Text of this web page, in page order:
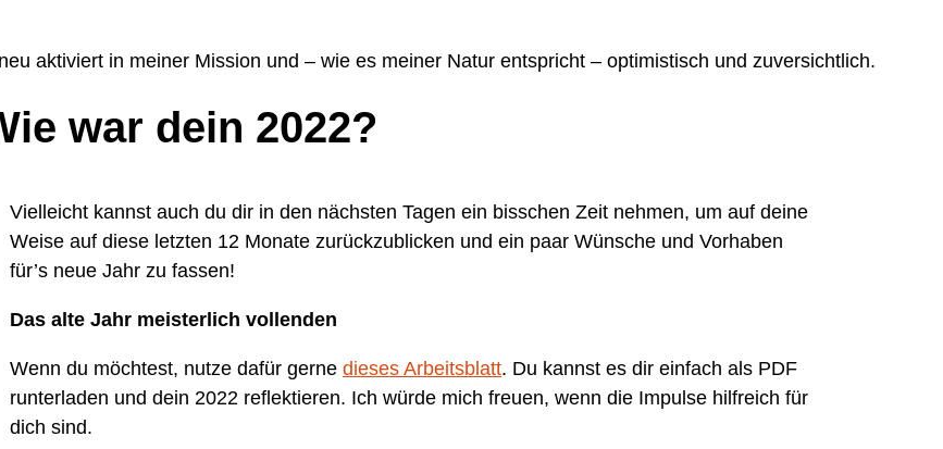
aktiviert in meiner Mission und – wie es meiner Natur entspricht – optimistisch und zuversichtlich.
war dein 2022?
Vielleicht kannst auch du dir in den nächsten Tagen ein bisschen Zeit nehmen, um auf deine
Weise auf diese letzten 12 Monate zurückzublicken und ein paar Wünsche und Vorhaben
für’s neue Jahr zu fassen!
Das alte Jahr meisterlich vollenden
Wenn du möchtest, nutze dafür gerne dieses Arbeitsblatt. Du kannst es dir einfach als PDF
runterladen und dein 2022 reflektieren. Ich würde mich freuen, wenn die Impulse hilfreich für
dich sind.